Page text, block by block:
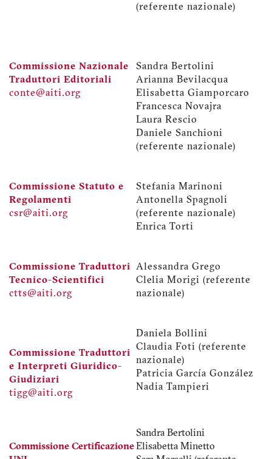
(referente nazionale)
Commissione Nazionale
Traduttori Editoriali
conte@aiti.org
Sandra Bertolini
Arianna Bevilacqua
Elisabetta Giamporcaro
Francesca Novajra
Laura Rescio
Daniele Sanchioni
(referente nazionale)
Commissione Statuto e
Regolamenti
csr@aiti.org
Stefania Marinoni
Antonella Spagnoli
(referente nazionale)
Enrica Torti
Commissione Traduttori
Tecnico-Scientifici
ctts@aiti.org
Alessandra Grego
Clelia Morigi (referente
nazionale)
Commissione Traduttori
e Interpreti Giuridico-
Giudiziari
tigg@aiti.org
Daniela Bollini
Claudia Foti (referente
nazionale)
Patricia García González
Nadia Tampieri
Commissione Certificazione
Sandra Bertolini
Elisabetta Minetto